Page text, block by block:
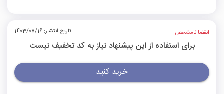
انقضا نامشخص تاریخ انتشار: 1403/07/16
برای استفاده از این پیشنهاد نیاز به کد تخفیف نیست
خرید کنید